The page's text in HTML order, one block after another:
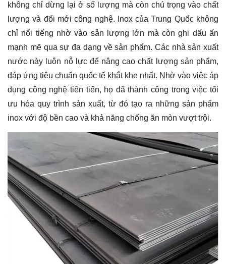
không chỉ dừng lại ở số lượng mà còn chú trọng vào chất
lượng và đổi mới công nghệ. Inox của Trung Quốc không
chỉ nổi tiếng nhờ vào sản lượng lớn mà còn ghi dấu ấn
mạnh mẽ qua sự đa dạng về sản phẩm. Các nhà sản xuất
nước này luôn nỗ lực để nâng cao chất lượng sản phẩm,
đáp ứng tiêu chuẩn quốc tế khắt khe nhất. Nhờ vào việc áp
dụng công nghệ tiên tiến, họ đã thành công trong việc tối
ưu hóa quy trình sản xuất, từ đó tạo ra những sản phẩm
inox với độ bền cao và khả năng chống ăn mòn vượt trội.